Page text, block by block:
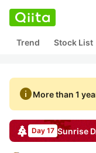
Trend Stock List
infoMore than 1
Day 17 Sunrise